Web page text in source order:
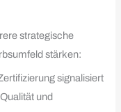
strategische
stärken:
signalisiert
und